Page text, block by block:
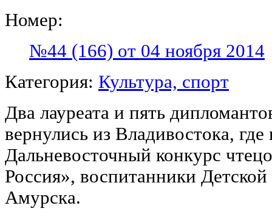
Номер:
№44 (166) от 04 ноября 2014
Категория: Культура, спорт
Два лауреата и пять
вернулись из Владивостока,
Дальневосточный конкурс
Россия», воспитанники
Амурска.